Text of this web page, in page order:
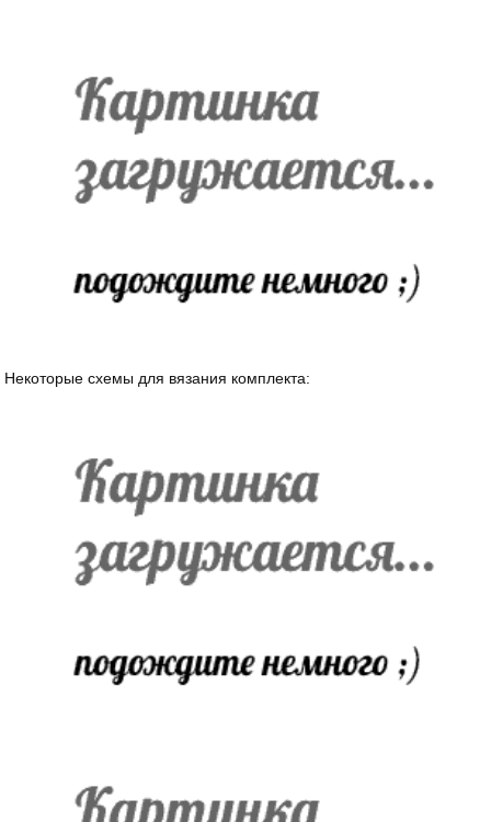
Некоторые схемы для вязания комплекта: